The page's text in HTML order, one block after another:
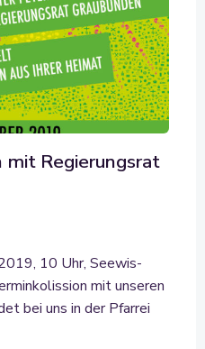
Regierungsrat
10 Uhr, Seewis-
mit unseren
bei uns in der Pfarrei